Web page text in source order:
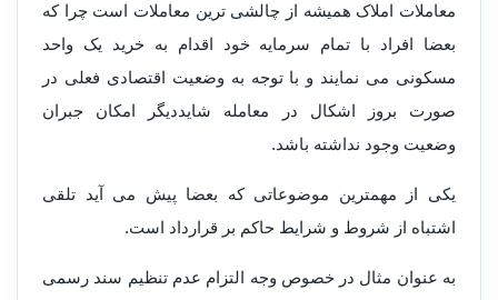
معاملات املاک همیشه از چالشی ترین معاملات است چرا که
بعضا افراد با تمام سرمایه خود اقدام به خرید یک واحد
مسکونی می نمایند و با توجه به وضعیت اقتصادی فعلی در
صورت بروز اشکال در معامله شایددیگر امکان جبران
وضعیت وجود نداشته باشد.
یکی از مهمترین موضوعاتی که بعضا پیش می آید تلقی
اشتباه از شروط و شرایط حاکم بر قرارداد است.
به عنوان مثال در خصوص وجه التزام عدم تنظیم سند رسمی